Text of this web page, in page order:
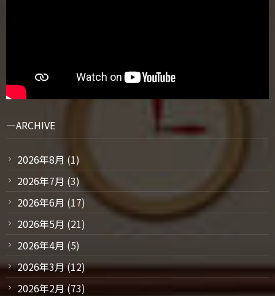
ARCHIVE
2026年8月 (1)
2026年7月 (3)
2026年6月 (17)
2026年5月 (21)
2026年4月 (5)
2026年3月(12)
2026年2月 (73)